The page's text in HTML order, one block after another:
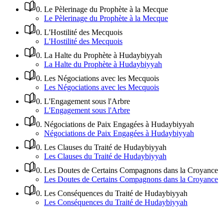
0. Le Pèlerinage du Prophète à la Mecque
Le Pèlerinage du Prophète à la Mecque
0. L'Hostilité des Mecquois
L'Hostilité des Mecquois
0. La Halte du Prophète à Hudaybiyyah
La Halte du Prophète à Hudaybiyyah
0. Les Négociations avec les Mecquois
Les Négociations avec les Mecquois
0. L'Engagement sous l'Arbre
L'Engagement sous l'Arbre
0. Négociations de Paix Engagées à Hudaybiyyah
Négociations de Paix Engagées à Hudaybiyyah
0. Les Clauses du Traité de Hudaybiyyah
Les Clauses du Traité de Hudaybiyyah
0. Les Doutes de Certains Compagnons dans la Croyance
Les Doutes de Certains Compagnons dans la Croyance
0. Les Conséquences du Traité de Hudaybiyyah
Les Conséquences du Traité de Hudaybiyyah